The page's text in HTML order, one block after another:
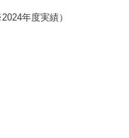
年度実績）